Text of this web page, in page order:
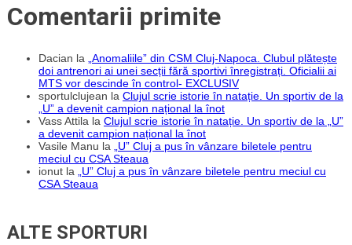
Comentarii primite
Dacian la „Anomaliile” din CSM Cluj-Napoca. Clubul plătește
doi antrenori ai unei secții fără sportivi înregistrați. Oficialii ai
MTS vor descinde în control- EXCLUSIV
sportulclujean la Clujul scrie istorie în natație. Un sportiv de la
„U” a devenit campion național la înot
Vass Attila la Clujul scrie istorie în natație. Un sportiv de la „U”
a devenit campion național la înot
Vasile Manu la „U” Cluj a pus în vânzare biletele pentru
meciul cu CSA Steaua
ionut la „U” Cluj a pus în vânzare biletele pentru meciul cu
CSA Steaua
ALTE SPORTURI